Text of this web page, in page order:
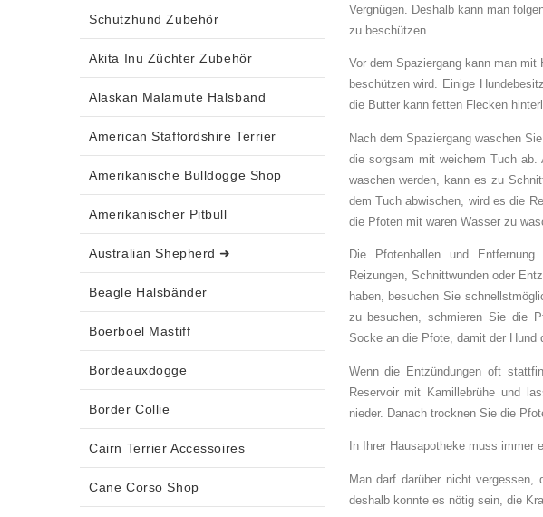
Vergnügen. Deshalb kann man
zu beschützen.
Vor dem Spaziergang kann man
beschützen wird. Einige
die Butter kann fetten Flecken
Nach dem Spaziergang waschen
die sorgsam mit weichem Tuch
waschen werden, kann es zu
dem Tuch abwischen, wird es die
die Pfoten mit waren Wasser zu
Die Pfotenballen und
Reizungen, Schnittwunden oder
haben, besuchen Sie
zu besuchen, schmieren Sie die
Socke an die Pfote, damit der Hund
Wenn die Entzündungen oft
Reservoir mit Kamillebrühe und
nieder. Danach trocknen Sie die
In Ihrer Hausapotheke muss immer
Man darf darüber nicht
deshalb konnte es nötig sein, die
Schutzhund Zubehör
Akita Inu Züchter Zubehör
Alaskan Malamute Halsband
American Staffordshire Terrier
Amerikanische Bulldogge Shop
Amerikanischer Pitbull
Australian Shepherd ➜
Beagle Halsbänder
Boerboel Mastiff
Bordeauxdogge
Border Collie
Cairn Terrier Accessoires
Cane Corso Shop